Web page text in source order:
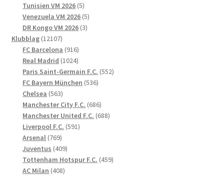
produkter
Tunisien VM 2026 55
produkter
Venezuela VM 2026 55
DR Kongo VM 2026 33
Klubblag 1210712107
produkter
FC Barcelona 916916
produkter
Real Madrid 10241024
produkter
Paris Saint-Germain F.C. 552552
FC Bayern München 536536
Chelsea 563563
produkter
Manchester City F.C. 686686
produkter
Manchester United F.C. 688688
Liverpool F.C. 591591
Arsenal 769769
produkter
Juventus 409409
produkter
Tottenham Hotspur F.C. 459459
AC Milan 408408